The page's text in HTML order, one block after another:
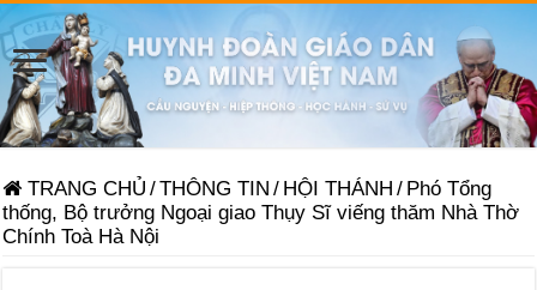
TRANG CHỦ /THÔNG TIN / HỘI THÁNH / Phó Tổng
thống, Bộ trưởng Ngoại giao Thụy Sĩ viếng thăm Nhà Thờ
Chính Toà Hà Nội